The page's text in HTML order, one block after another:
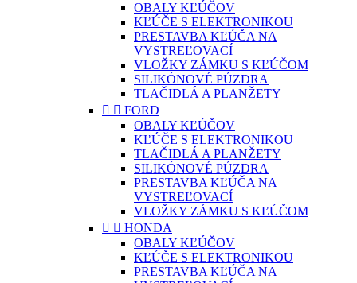
OBALY KĽÚČOV
KĽÚČE S ELEKTRONIKOU
PRESTAVBA KĽÚČA NA
VYSTREĽOVACÍ
VLOŽKY ZÁMKU S KĽÚČOM
SILIKÓNOVÉ PÚZDRA
TLAČIDLÁ A PLANŽETY
  FORD
OBALY KĽÚČOV
KĽÚČE S ELEKTRONIKOU
TLAČIDLÁ A PLANŽETY
SILIKÓNOVÉ PÚZDRA
PRESTAVBA KĽÚČA NA
VYSTREĽOVACÍ
VLOŽKY ZÁMKU S KĽÚČOM
  HONDA
OBALY KĽÚČOV
KĽÚČE S ELEKTRONIKOU
PRESTAVBA KĽÚČA NA